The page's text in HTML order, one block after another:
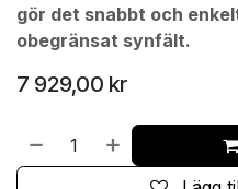
gör det snabbt och
obegränsat synfält.
7 929,00 kr